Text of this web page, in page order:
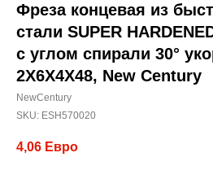
Фреза концевая из
стали SUPER
с углом спирали 30°
2X6X4X48, New Century
NewCentury
SKU: ESH570020
4,06 Евро